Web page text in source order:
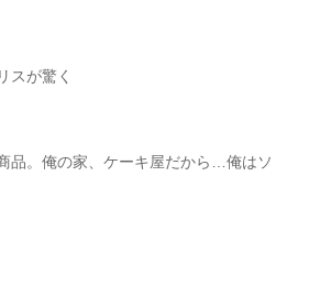
スが驚く
品。俺の家、ケーキ屋だから…俺はソ